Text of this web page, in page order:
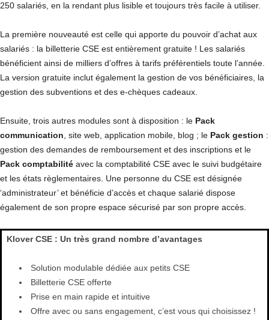
250 salariés, en la rendant plus lisible et toujours très facile à utiliser.
La première nouveauté est celle qui apporte du pouvoir d’achat aux
salariés : la billetterie CSE est entièrement gratuite ! Les salariés
bénéficient ainsi de milliers d’offres à tarifs préférentiels toute l’année.
La version gratuite inclut également la gestion de vos bénéficiaires, la
gestion des subventions et des e-chèques cadeaux.
Ensuite, trois autres modules sont à disposition : le Pack
communication , site web, application mobile, blog ; le Pack gestion :
gestion des demandes de remboursement et des inscriptions et le
Pack comptabilité avec la comptabilité CSE avec le suivi budgétaire
et les états règlementaires. Une personne du CSE est désignée
‘administrateur’ et bénéficie d’accès et chaque salarié dispose
également de son propre espace sécurisé par son propre accès.
Klover CSE : Un très grand nombre d’avantages
Solution modulable dédiée aux petits CSE
Billetterie CSE offerte
Prise en main rapide et intuitive
Offre avec ou sans engagement, c’est vous qui choisissez !